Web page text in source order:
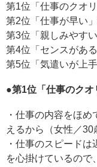
第1位「仕事のクオ
第2位「仕事が早い
第3位「親しみやす
第4位「センスがあ
第5位「気遣いが上
●第1位「仕事のクオ
・仕事の内容をほ
えるから（女性／30
・仕事のスピード
を心掛けているので